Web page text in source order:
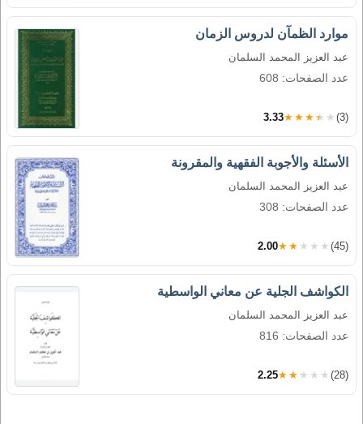
موارد الظمآن لدروس الزمان
عبد العزيز المحمد السلمان
عدد الصفحات: 608
3.33★★★★★ (3)
الأسئلة والأجوبة الفقهية والمقرونة
عبد العزيز المحمد السلمان
عدد الصفحات: 308
2.00★★★★★ (45)
الكواشف الجلية عن معاني الواسطية
عبد العزيز المحمد السلمان
عدد الصفحات: 816
2.25★★★★★ (28)